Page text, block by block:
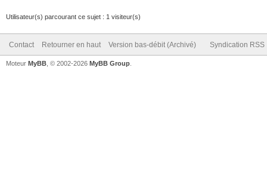
Utilisateur(s) parcourant ce sujet : 1 visiteur(s)
Contact Retourner en haut Version bas-débit (Archivé) Syndication RSS
Moteur MyBB , © 2002-2026 MyBB Group